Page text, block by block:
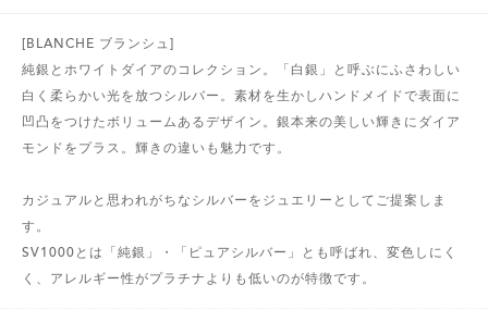
[BLANCHE ブランシュ]
純銀とホワイトダイアのコレクション。「白銀」と呼ぶにふさわしい
白く柔らかい光を放つシルバー。素材を生かしハンドメイドで表面に
凹凸をつけたボリュームあるデザイン。銀本来の美しい輝きにダイア
モンドをプラス。輝きの違いも魅力です。
カジュアルと思われがちなシルバーをジュエリーとしてご提案しま
す。
SV1000とは「純銀」・「ピュアシルバー」とも呼ばれ、変色しにく
く、アレルギー性がプラチナよりも低いのが特徴です。